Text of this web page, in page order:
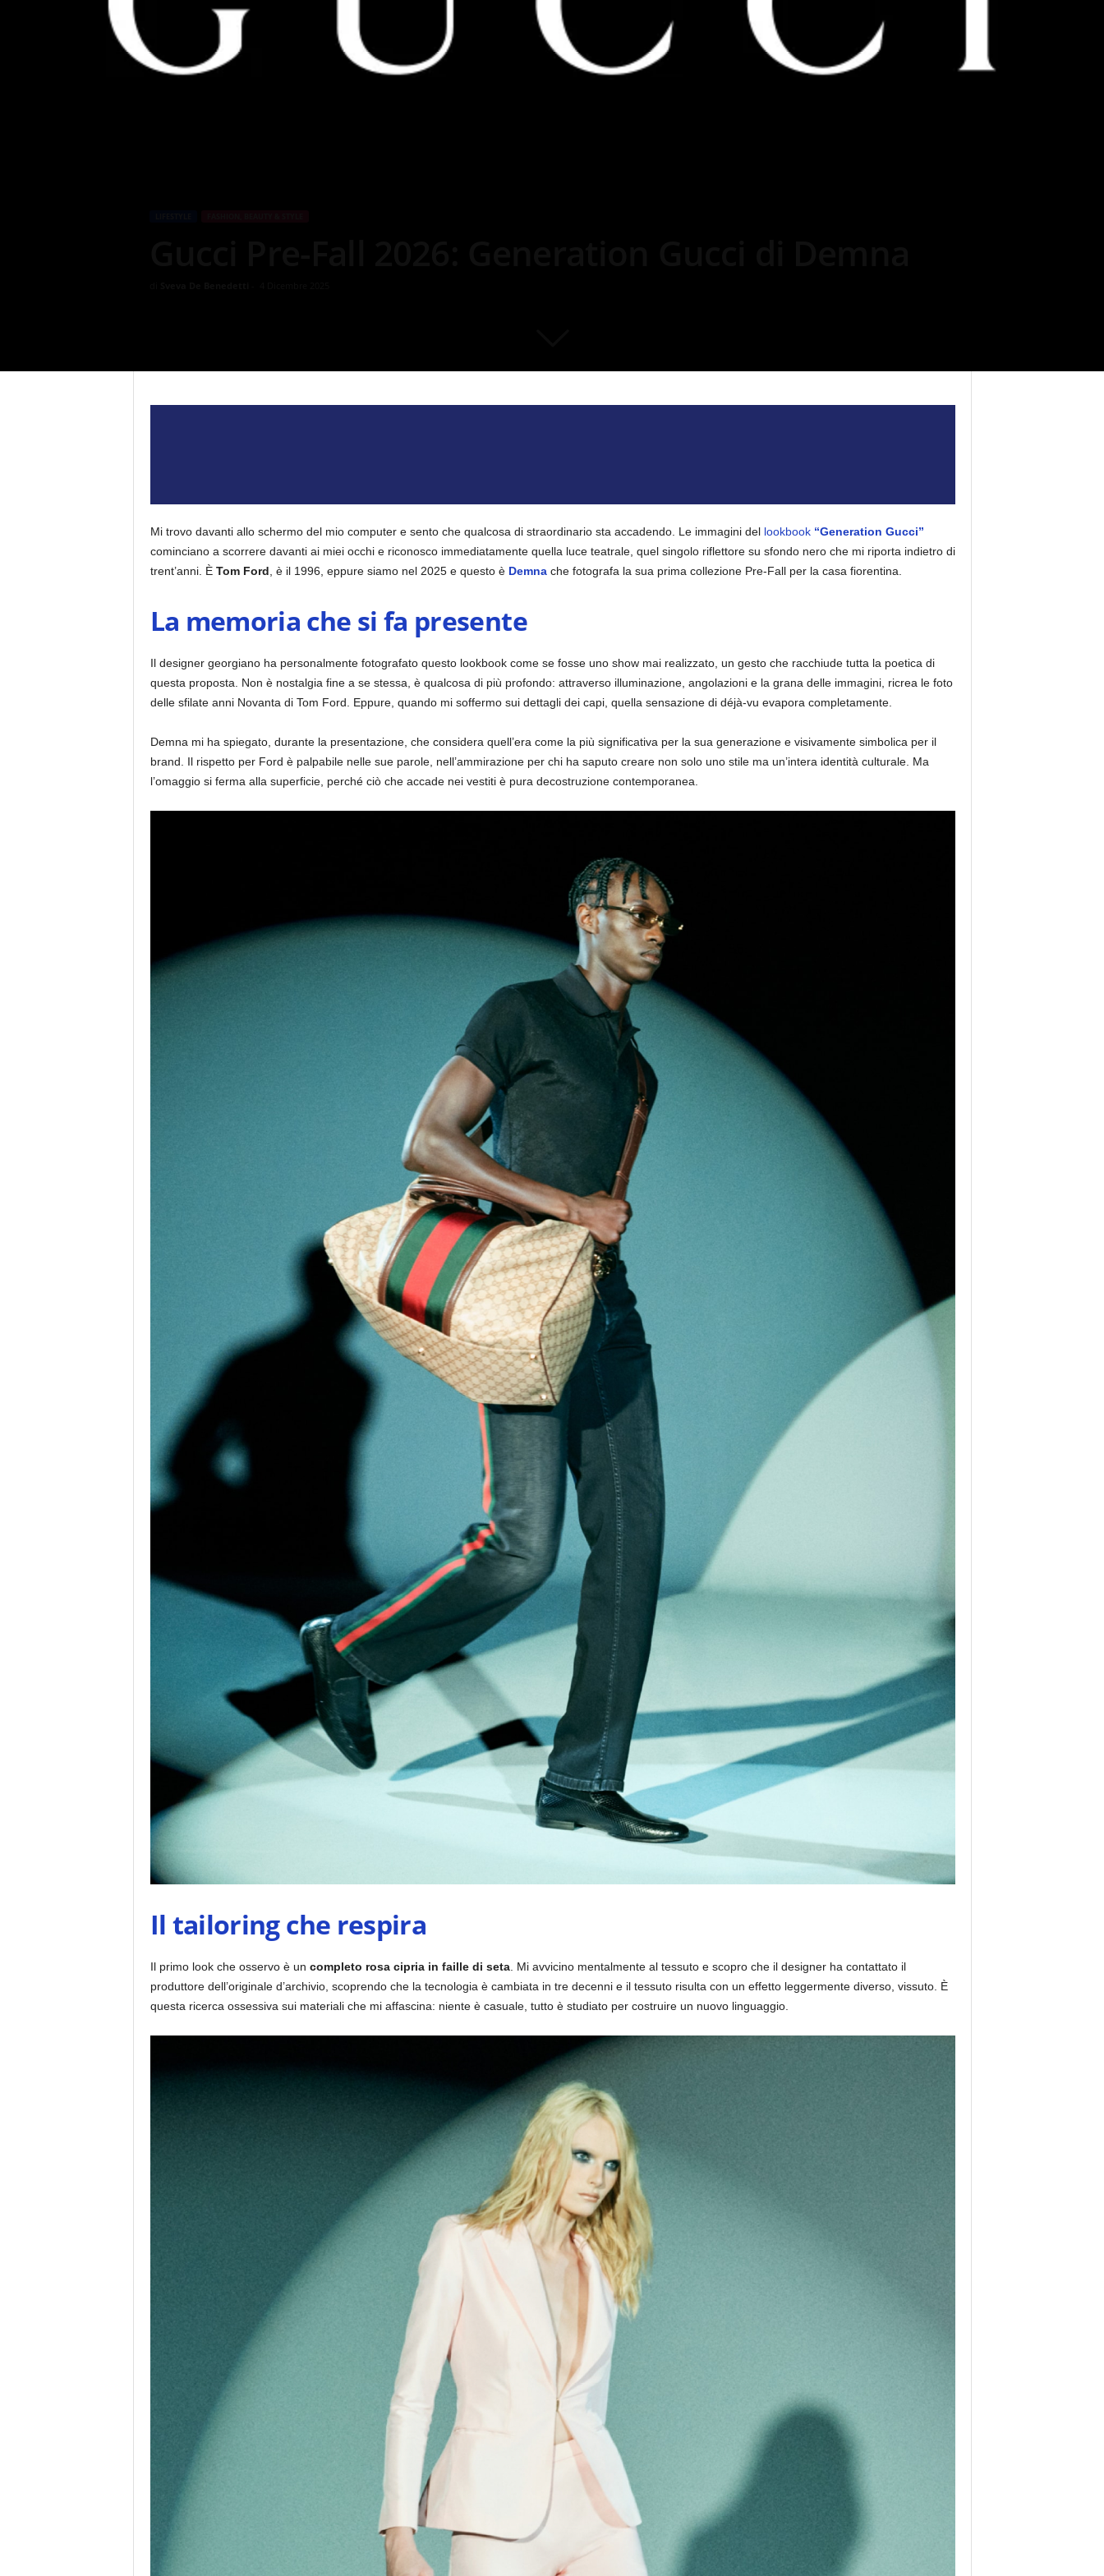
Mi trovo davanti allo schermo del mio computer e sento che qualcosa di straordinario sta accadendo. Le immagini del lookbook “Generation Gucci”
cominciano a scorrere davanti ai miei occhi e riconosco immediatamente quella luce teatrale, quel singolo riflettore su sfondo nero che mi riporta indietro di
trent’anni. È Tom Ford , è il 1996, eppure siamo nel 2025 e questo è Demnache fotografa la sua prima collezione Pre-Fall per la casa fiorentina.
La memoria che si fa presente
Il designer georgiano ha personalmente fotografato questo lookbook come se fosse uno show mai realizzato, un gesto che racchiude tutta la poetica di
questa proposta. Non è nostalgia fine a se stessa, è qualcosa di più profondo: attraverso illuminazione, angolazioni e la grana delle immagini, ricrea le foto
delle sfilate anni Novanta di Tom Ford. Eppure, quando mi soffermo sui dettagli dei capi, quella sensazione di déjà-vu evapora completamente.
Demna mi ha spiegato, durante la presentazione, che considera quell’era come la più significativa per la sua generazione e visivamente simbolica per il
brand. Il rispetto per Ford è palpabile nelle sue parole, nell’ammirazione per chi ha saputo creare non solo uno stile ma un’intera identità culturale. Ma
l’omaggio si ferma alla superficie, perché ciò che accade nei vestiti è pura decostruzione contemporanea.
Il tailoring che respira
Il primo look che osservo è un completo rosa cipria in faille di seta. Mi avvicino mentalmente al tessuto e scopro che il designer ha contattato il
produttore dell’originale d’archivio, scoprendo che la tecnologia è cambiata in tre decenni e il tessuto risulta con un effetto leggermente diverso, vissuto. È
questa ricerca ossessiva sui materiali che mi affascina: niente è casuale, tutto è studiato per costruire un nuovo linguaggio.